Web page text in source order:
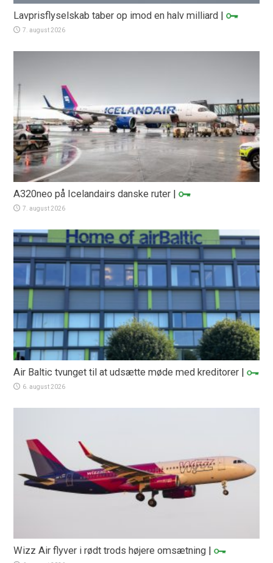
Lavprisflyselskab taber op imod en halv milliard |
7. august 2026
A320neo på Icelandairs danske ruter |
7. august 2026
Air Baltic tvunget til at udsætte møde med kreditorer |
6. august 2026
Wizz Air flyver i rødt trods højere omsætning |